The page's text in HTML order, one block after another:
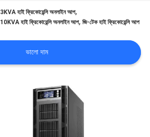
3KVA হাই ফ্রিকোয়েন্সি অনলাইন আপ,
10KVA হাই ফ্রিকোয়েন্সি অনলাইন আপ,জি-টেক হাই ফ্রিকোয়েন্সি আপ
ভালো দাম